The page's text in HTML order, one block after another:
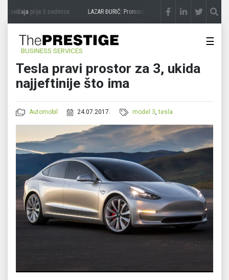
zavičajaprije 3 sedmice LAZAR ĐURIĆ: Promocija potencijal pretvara u destinaciju
BUSINESS SERVICES
☰
Tesla pravi prostor za 3, ukida
najjeftinije što ima
Automobil 24.07.2017. model 3,tesla